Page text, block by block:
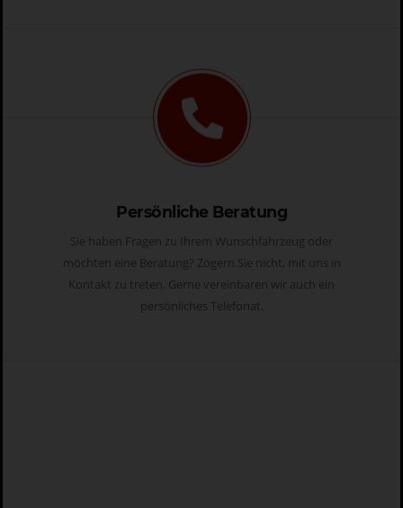
Persönliche Beratung
Sie haben Fragen zu Ihrem Wunschfahrzeug oder
möchten eine Beratung? Zögern Sie nicht, mit uns in
Kontakt zu treten. Gerne vereinbaren wir auch ein
persönliches Telefonat.